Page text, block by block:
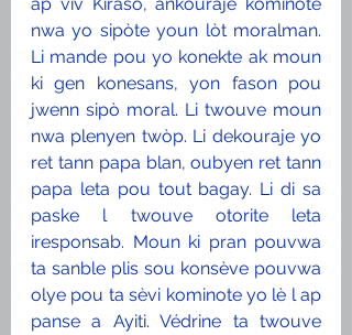
nwa yo sipòte youn lòt moralman.
Li mande pou yo konekte ak moun
ki gen konesans, yon fason pou
jwenn sipò moral. Li twouve moun
nwa plenyen twòp. Li dekouraje yo
ret tann papa blan, oubyen ret tann
papa leta pou tout bagay. Li di sa
paske l twouve otorite leta
iresponsab. Moun ki pran pouvwa
ta sanble plis sou konsève pouvwa
olye pou ta sèvi kominote yo lè l ap
panse a Ayiti. Védrine ta twouve